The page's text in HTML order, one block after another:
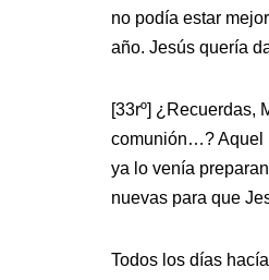
no podía estar
año. Jesús quería
[33rº] ¿Recuerdas,
comunión…? Aquel
ya lo venía
nuevas para que
Todos los días